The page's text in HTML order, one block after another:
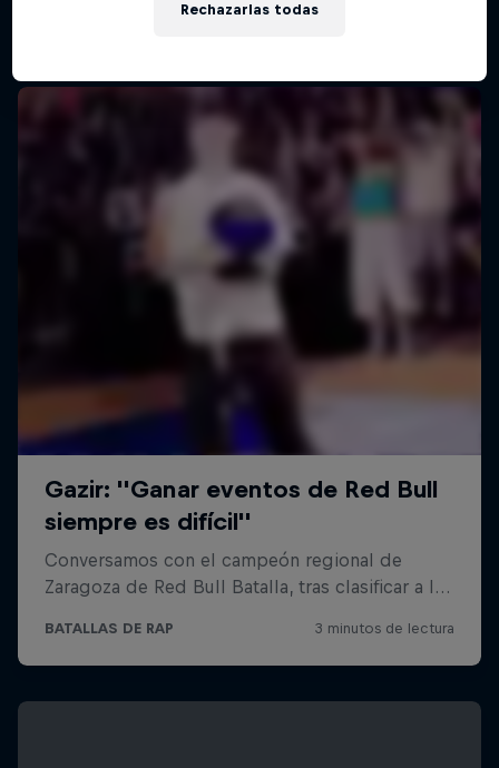
Rechazarlas todas